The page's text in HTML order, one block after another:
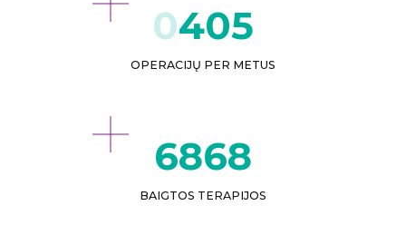
432
OPERACIJŲ PER METUS
7871
BAIGTOS TERAPIJOS